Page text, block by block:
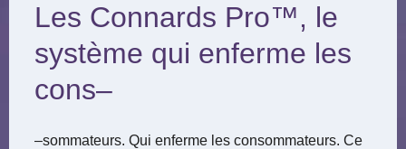
Les Connards Pro™, le
système qui enferme les
cons–
–sommateurs. Qui enferme les consommateurs. Ce